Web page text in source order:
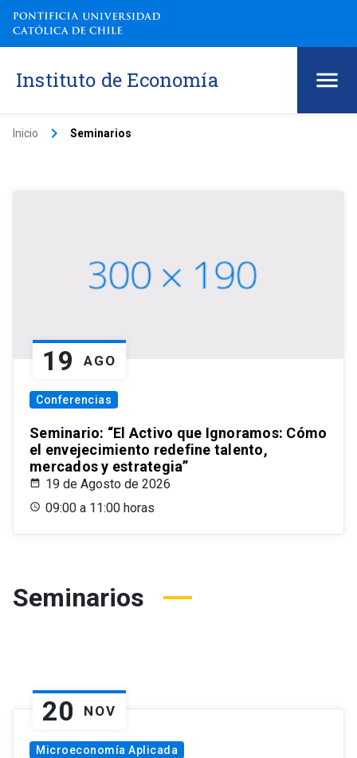
Instituto de Economía
Inicio keyboard_arrow_right Seminarios
19 AGO
Conferencias
Seminario: “El Activo que Ignoramos: Cómo
el envejecimiento redefine talento,
mercados y estrategia”
19 de Agosto de 2026
09:00 a 11:00 horas
Seminarios
20 NOV
Microeconomía Aplicada